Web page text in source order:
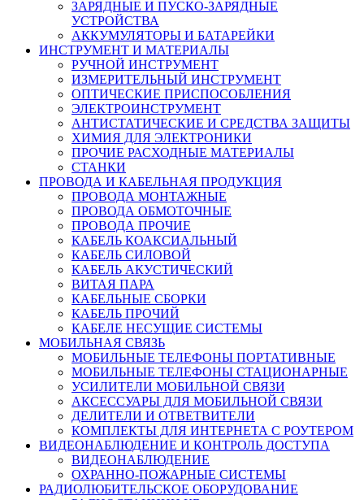
ЗАРЯДНЫЕ И ПУСКО-ЗАРЯДНЫЕ
УСТРОЙСТВА
АККУМУЛЯТОРЫ И БАТАРЕЙКИ
ИНСТРУМЕНТ И МАТЕРИАЛЫ
РУЧНОЙ ИНСТРУМЕНТ
ИЗМЕРИТЕЛЬНЫЙ ИНСТРУМЕНТ
ОПТИЧЕСКИЕ ПРИСПОСОБЛЕНИЯ
ЭЛЕКТРОИНСТРУМЕНТ
АНТИСТАТИЧЕСКИЕ И СРЕДСТВА ЗАЩИТЫ
ХИМИЯ ДЛЯ ЭЛЕКТРОНИКИ
ПРОЧИЕ РАСХОДНЫЕ МАТЕРИАЛЫ
СТАНКИ
ПРОВОДА И КАБЕЛЬНАЯ ПРОДУКЦИЯ
ПРОВОДА МОНТАЖНЫЕ
ПРОВОДА ОБМОТОЧНЫЕ
ПРОВОДА ПРОЧИЕ
КАБЕЛЬ КОАКСИАЛЬНЫЙ
КАБЕЛЬ СИЛОВОЙ
КАБЕЛЬ АКУСТИЧЕСКИЙ
ВИТАЯ ПАРА
КАБЕЛЬНЫЕ СБОРКИ
КАБЕЛЬ ПРОЧИЙ
КАБЕЛЕ НЕСУЩИЕ СИСТЕМЫ
МОБИЛЬНАЯ СВЯЗЬ
МОБИЛЬНЫЕ ТЕЛЕФОНЫ ПОРТАТИВНЫЕ
МОБИЛЬНЫЕ ТЕЛЕФОНЫ СТАЦИОНАРНЫЕ
УСИЛИТЕЛИ МОБИЛЬНОЙ СВЯЗИ
АКСЕССУАРЫ ДЛЯ МОБИЛЬНОЙ СВЯЗИ
ДЕЛИТЕЛИ И ОТВЕТВИТЕЛИ
КОМПЛЕКТЫ ДЛЯ ИНТЕРНЕТА С РОУТЕРОМ
ВИДЕОНАБЛЮДЕНИЕ И КОНТРОЛЬ ДОСТУПА
ВИДЕОНАБЛЮДЕНИЕ
ОХРАННО-ПОЖАРНЫЕ СИСТЕМЫ
РАДИОЛЮБИТЕЛЬСКОЕ ОБОРУДОВАНИЕ